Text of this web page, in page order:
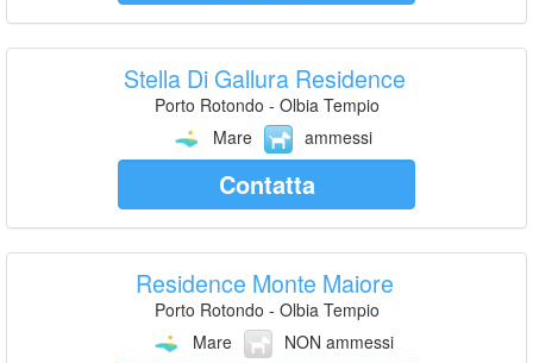
Stella Di Gallura Residence
Porto Rotondo - Olbia Tempio
Mare
ammessi
Contatta
Residence Monte Maiore
Porto Rotondo - Olbia Tempio
Mare
NON ammessi